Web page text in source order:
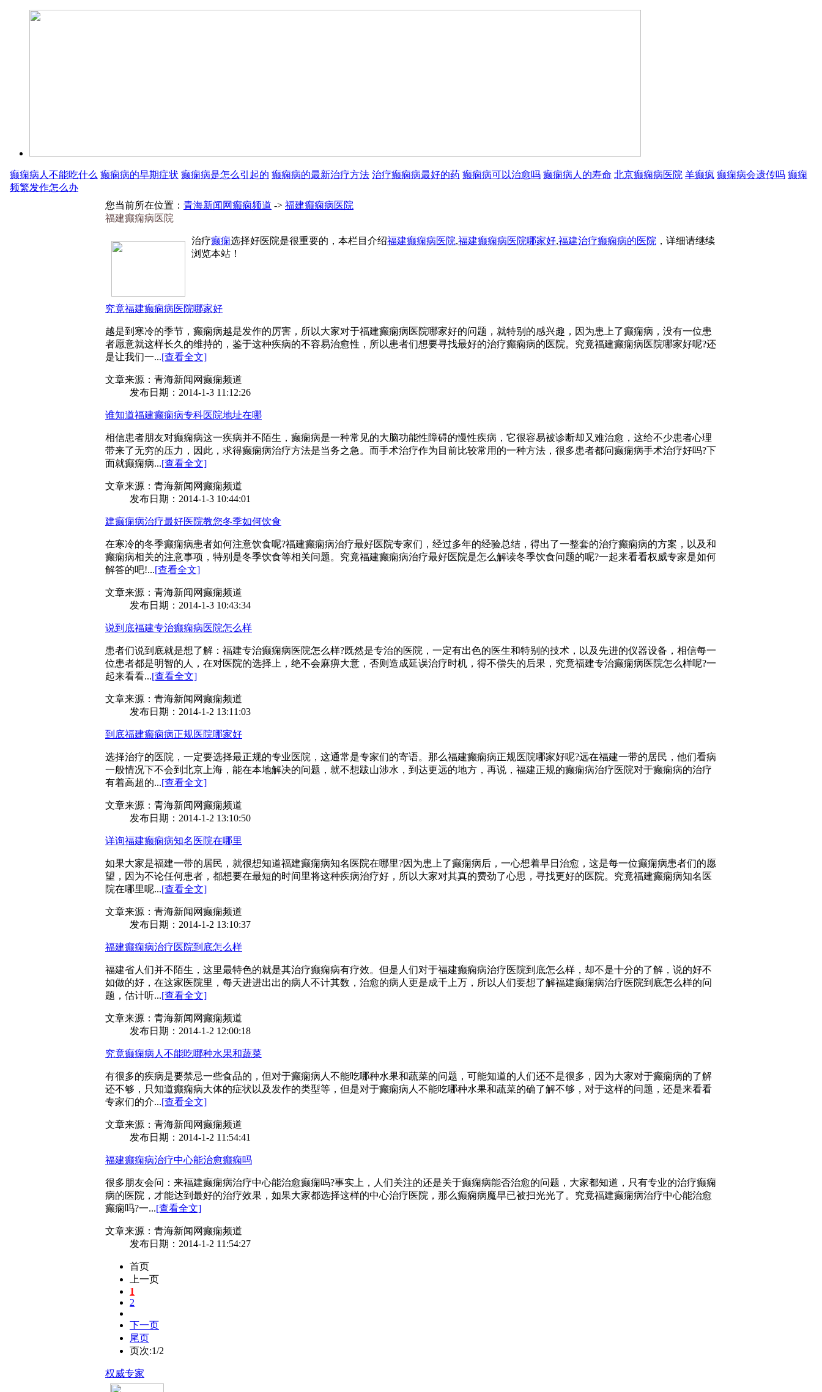
癫痫病人不能吃什么 癫痫病的早期症状 癫痫病是怎么引起的 癫痫病的最新治疗方法 治疗癫痫病最好的药 癫痫病可以治愈吗 癫痫病人的寿命 北京癫痫病医院 羊癫疯 癫痫病会遗传吗 癫痫
频繁发作怎么办
您当前所在位置： 青海新闻网癫痫频道 -> 福建癫痫病医院
福建癫痫病医院
治疗癫痫选择好医院是很重要的，本栏目介绍福建癫痫病医院,福建癫痫病医院哪家好,福建治疗癫痫病的医院 ，详细请继续
浏览本站！
究竟福建癫痫病医院哪家好
越是到寒冷的季节，癫痫病越是发作的厉害，所以大家对于福建癫痫病医院哪家好的问题，就特别的感兴趣，因为患上了癫痫病，没有一位患
者愿意就这样长久的维持的，鉴于这种疾病的不容易治愈性，所以患者们想要寻找最好的治疗癫痫病的医院。究竟福建癫痫病医院哪家好呢?还
是让我们一...[查看全文]
文章来源：青海新闻网癫痫频道
发布日期：2014-1-3 11:12:26
谁知道福建癫痫病专科医院地址在哪
相信患者朋友对癫痫病这一疾病并不陌生，癫痫病是一种常见的大脑功能性障碍的慢性疾病，它很容易被诊断却又难治愈，这给不少患者心理
带来了无穷的压力，因此，求得癫痫病治疗方法是当务之急。而手术治疗作为目前比较常用的一种方法，很多患者都问癫痫病手术治疗好吗?下
面就癫痫病...[查看全文]
文章来源：青海新闻网癫痫频道
发布日期：2014-1-3 10:44:01
建癫痫病治疗最好医院教您冬季如何饮食
在寒冷的冬季癫痫病患者如何注意饮食呢?福建癫痫病治疗最好医院专家们，经过多年的经验总结，得出了一整套的治疗癫痫病的方案，以及和
癫痫病相关的注意事项，特别是冬季饮食等相关问题。究竟福建癫痫病治疗最好医院是怎么解读冬季饮食问题的呢?一起来看看权威专家是如何
解答的吧!...[查看全文]
文章来源：青海新闻网癫痫频道
发布日期：2014-1-3 10:43:34
说到底福建专治癫痫病医院怎么样
患者们说到底就是想了解：福建专治癫痫病医院怎么样?既然是专治的医院，一定有出色的医生和特别的技术，以及先进的仪器设备，相信每一
位患者都是明智的人，在对医院的选择上，绝不会麻痹大意，否则造成延误治疗时机，得不偿失的后果，究竟福建专治癫痫病医院怎么样呢?一
起来看看...[查看全文]
文章来源：青海新闻网癫痫频道
发布日期：2014-1-2 13:11:03
到底福建癫痫病正规医院哪家好
选择治疗的医院，一定要选择最正规的专业医院，这通常是专家们的寄语。那么福建癫痫病正规医院哪家好呢?远在福建一带的居民，他们看病
一般情况下不会到北京上海，能在本地解决的问题，就不想跋山涉水，到达更远的地方，再说，福建正规的癫痫病治疗医院对于癫痫病的治疗
有着高超的...[查看全文]
文章来源：青海新闻网癫痫频道
发布日期：2014-1-2 13:10:50
详询福建癫痫病知名医院在哪里
如果大家是福建一带的居民，就很想知道福建癫痫病知名医院在哪里?因为患上了癫痫病后，一心想着早日治愈，这是每一位癫痫病患者们的愿
望，因为不论任何患者，都想要在最短的时间里将这种疾病治疗好，所以大家对其真的费劲了心思，寻找更好的医院。究竟福建癫痫病知名医
院在哪里呢...[查看全文]
文章来源：青海新闻网癫痫频道
发布日期：2014-1-2 13:10:37
福建癫痫病治疗医院到底怎么样
福建省人们并不陌生，这里最特色的就是其治疗癫痫病有疗效。但是人们对于福建癫痫病治疗医院到底怎么样，却不是十分的了解，说的好不
如做的好，在这家医院里，每天进进出出的病人不计其数，治愈的病人更是成千上万，所以人们要想了解福建癫痫病治疗医院到底怎么样的问
题，估计听...[查看全文]
文章来源：青海新闻网癫痫频道
发布日期：2014-1-2 12:00:18
究竟癫痫病人不能吃哪种水果和蔬菜
有很多的疾病是要禁忌一些食品的，但对于癫痫病人不能吃哪种水果和蔬菜的问题，可能知道的人们还不是很多，因为大家对于癫痫病的了解
还不够，只知道癫痫病大体的症状以及发作的类型等，但是对于癫痫病人不能吃哪种水果和蔬菜的确了解不够，对于这样的问题，还是来看看
专家们的介...[查看全文]
文章来源：青海新闻网癫痫频道
发布日期：2014-1-2 11:54:41
福建癫痫病治疗中心能治愈癫痫吗
很多朋友会问：来福建癫痫病治疗中心能治愈癫痫吗?事实上，人们关注的还是关于癫痫病能否治愈的问题，大家都知道，只有专业的治疗癫痫
病的医院，才能达到最好的治疗效果，如果大家都选择这样的中心治疗医院，那么癫痫病魔早已被扫光光了。究竟福建癫痫病治疗中心能治愈
癫痫吗?一...[查看全文]
文章来源：青海新闻网癫痫频道
发布日期：2014-1-2 11:54:27
首页
上一页
1
2
下一页
尾页
页次:1/2
权威专家